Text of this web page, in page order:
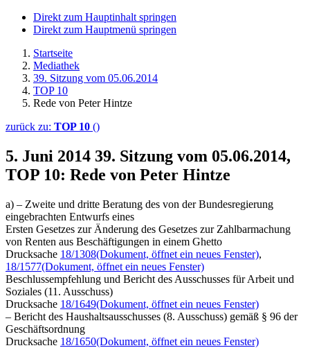
Direkt zum Hauptinhalt springen
Direkt zum Hauptmenü springen
Startseite
Mediathek
39. Sitzung vom 05.06.2014
TOP 10
Rede von Peter Hintze
zurück zu: TOP 10 ()
5. Juni 2014 39. Sitzung vom 05.06.2014,
TOP 10: Rede von Peter Hintze
a) – Zweite und dritte Beratung des von der Bundesregierung
eingebrachten Entwurfs eines
Ersten Gesetzes zur Änderung des Gesetzes zur Zahlbarmachung
von Renten aus Beschäftigungen in einem Ghetto
Drucksache 18/1308(Dokument, öffnet ein neues Fenster),
18/1577(Dokument, öffnet ein neues Fenster)
Beschlussempfehlung und Bericht des Ausschusses für Arbeit und
Soziales (11. Ausschuss)
Drucksache 18/1649(Dokument, öffnet ein neues Fenster)
– Bericht des Haushaltsausschusses (8. Ausschuss) gemäß § 96 der
Geschäftsordnung
Drucksache 18/1650(Dokument, öffnet ein neues Fenster)